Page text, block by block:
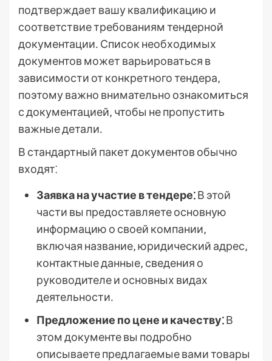
подтверждает вашу квалификацию и
соответствие требованиям тендерной
документации․ Список необходимых
документов может варьироваться в
зависимости от конкретного тендера‚
поэтому важно внимательно ознакомиться
с документацией‚ чтобы не пропустить
важные детали․
В стандартный пакет документов обычно
входят⁚
Заявка на участие в тендере⁚В этой
части вы предоставляете основную
информацию о своей компании‚
включая название‚ юридический адрес‚
контактные данные‚ сведения о
руководителе и основных видах
деятельности․
Предложение по цене и качеству⁚В
этом документе вы подробно
описываете предлагаемые вами товары